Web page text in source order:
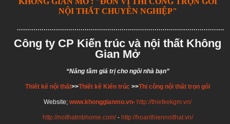
NỘI THẤT CHUYÊN NGHIỆP"
Công ty CP Kiến trúc và nội thất Không
Gian Mở
“Nâng tầm giá trị cho ngôi nhà bạn”
Thiết kế nội thất>>Thiết kế Kiến trúc >>Thi công nội thất trọn gói
Website; www.khonggianmo.vn- http://thietkekgm.vn/
http://noithatmbhome.com/- http://hoanthiennoithat.vn/